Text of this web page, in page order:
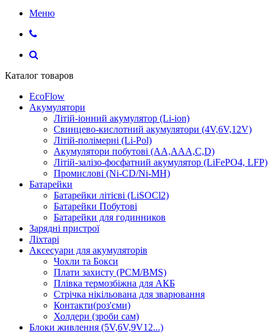
Меню
Каталог товаров
EcoFlow
Акумулятори
Літій-іонний акумулятор (Li-ion)
Свинцево-кислотний акумулятори (4V,6V,12V)
Літій-полімерні (Li-Pol)
Акумулятори побутові (AA,AAA,C,D)
Літій-залізо-фосфатний акумулятор (LiFePO4, LFP)
Промислові (Ni-CD/Ni-MH)
Батарейки
Батарейки літієві (LiSOCl2)
Батарейки Побутові
Батарейки для годинников
Зарядні пристрої
Ліхтарі
Аксесуари для акумуляторів
Чохли та Бокси
Плати захисту (PCM/BMS)
Плівка термозбіжна для АКБ
Стрічка нікільована для зварювання
Контакти(роз'єми)
Холдери (зроби сам)
Блоки живлення (5V,6V,9V12...)